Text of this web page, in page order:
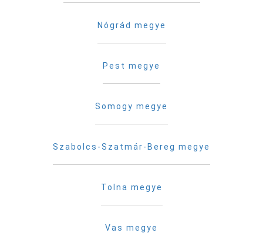
Nógrád megye
Pest megye
Somogy megye
Szabolcs-Szatmár-Bereg megye
Tolna megye
Vas megye